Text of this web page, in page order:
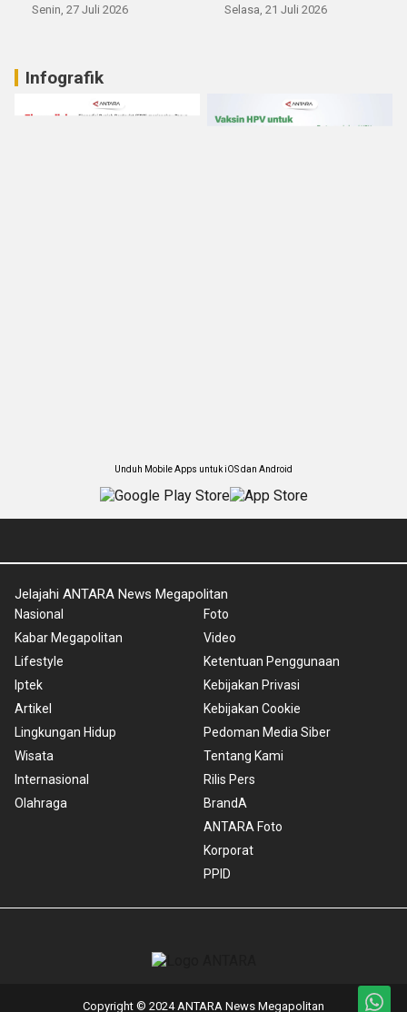
Senin, 27 Juli 2026 Selasa, 21 Juli 2026
Infografik
Unduh Mobile Apps untuk iOS dan Android
Jelajahi ANTARA News Megapolitan
Nasional
Kabar Megapolitan
Lifestyle
Iptek
Artikel
Lingkungan Hidup
Wisata
Internasional
Olahraga
Foto
Video
Ketentuan Penggunaan
Kebijakan Privasi
Kebijakan Cookie
Pedoman Media Siber
Tentang Kami
Rilis Pers
BrandA
ANTARA Foto
Korporat
PPID
Copyright © 2024 ANTARA News Megapolitan